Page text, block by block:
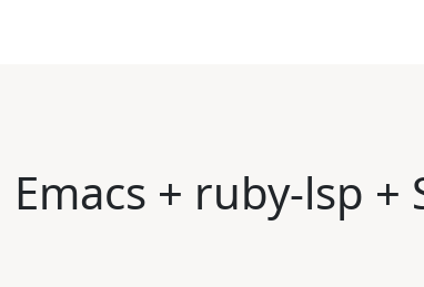
Emacs + ruby-lsp